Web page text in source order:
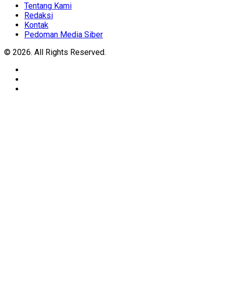
Tentang Kami
Redaksi
Kontak
Pedoman Media Siber
© 2026. All Rights Reserved.